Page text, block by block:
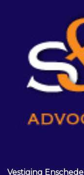
Vestiging Enschede